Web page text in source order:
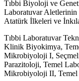
Tıbbi Biyoloji ve
Laboratuvar Aletlerinin
Atatürk İlkeleri ve
Tıbbi Laboratuvar
Klinik Biyokimya,
Mikrobiyoloji I,
Parazitoloji, Temel
Mikrobiyoloji II, Temel